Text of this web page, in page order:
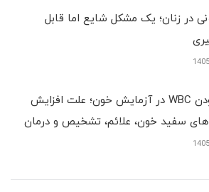
در زنان؛ یک مشکل شایع اما قابل
بالا بودن WBC در آزمایش خون؛ علت افزایش
سفید خون، علائم، تشخیص و درمان